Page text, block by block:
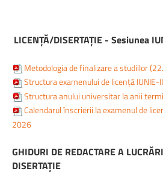
LICENȚĂ/DISERTAȚIE - Sesiunea
Metodologia de finalizare a studiilor
Structura examenului de licență IUNIE-
Structura anului universitar la anii
Calendarul înscrierii la examenul de
2026
GHIDURI DE REDACTARE A
DISERTAȚIE